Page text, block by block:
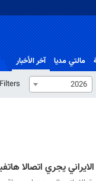
مالتي مدیا
آخر الأخبار
2026
Filters
الايراني يجري اتصالا